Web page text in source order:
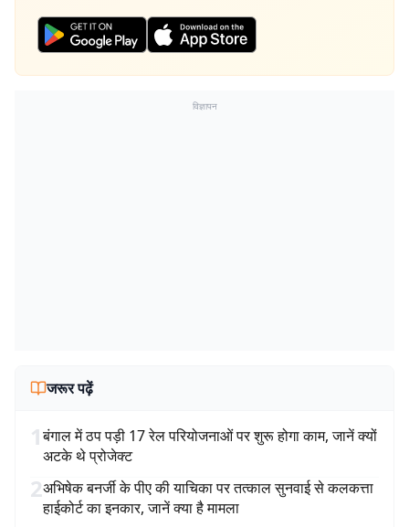
विज्ञापन
जरूर पढ़ें
1बंगाल में ठप पड़ी 17 रेल परियोजनाओं पर शुरू होगा काम, जानें क्यों
अटके थे प्रोजेक्ट
2अभिषेक बनर्जी के पीए की याचिका पर तत्काल सुनवाई से कलकत्ता
हाईकोर्ट का इनकार, जानें क्या है मामला